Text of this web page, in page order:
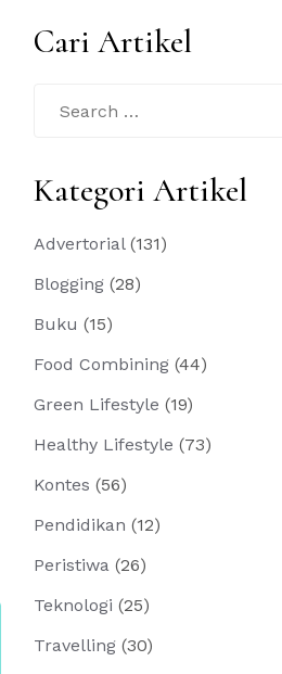
Cari Artikel
for:
Kategori Artikel
Advertorial(131)
Blogging (28)
Buku (15)
Food Combining (44)
Green Lifestyle (19)
Healthy Lifestyle (73)
Kontes (56)
Pendidikan (12)
Peristiwa (26)
Teknologi (25)
Travelling (30)